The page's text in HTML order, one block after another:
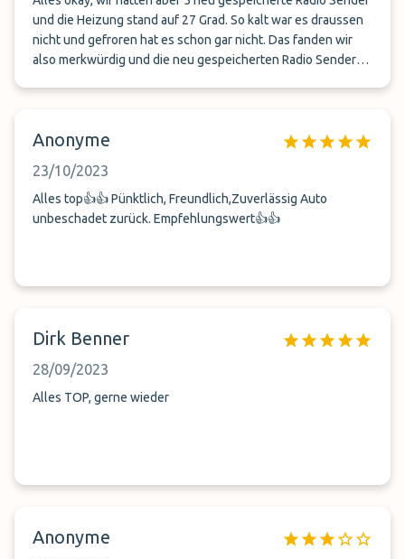
und die Heizung stand auf 27 Grad. So kalt war es draussen
nicht und gefroren hat es schon gar nicht. Das fanden wir
also merkwürdig und die neu gespeicherten Radio Sender
Anonyme
23/10/2023
Alles top👍👍 Pünktlich, Freundlich,Zuverlässig Auto
unbeschadet zurück. Empfehlungswert👍👍
Dirk Benner
28/09/2023
Alles TOP, gerne wieder
Anonyme